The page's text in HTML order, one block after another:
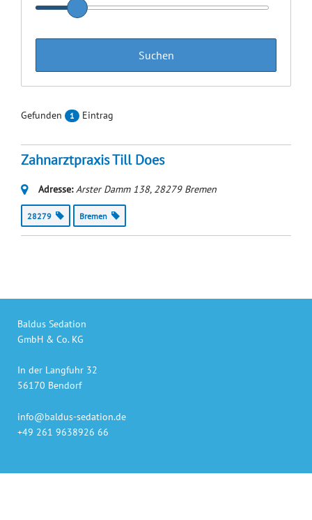
Gefunden 1 Eintrag
Zahnarztpraxis Till Does
Adresse: Arster Damm 138, 28279Bremen
28279 Bremen
Baldus Sedation
GmbH & Co. KG
In der Langfuhr 32
56170 Bendorf
info@baldus-sedation.de
+49 261 9638926 66